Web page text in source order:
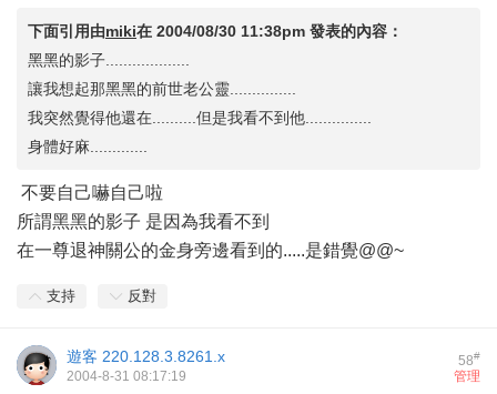
下面引用由miki在 2004/08/30 11:38pm 發表的內容：
黑黑的影子...................
讓我想起那黑黑的前世老公靈...............
我突然覺得他還在..........但是我看不到他...............
身體好麻.............
不要自己嚇自己啦
所謂黑黑的影子 是因為我看不到
在一尊退神關公的金身旁邊看到的.....是錯覺@@~
支持 反對
58#
遊客 220.128.3.8261.x
管理
2004-8-31 08:17:19